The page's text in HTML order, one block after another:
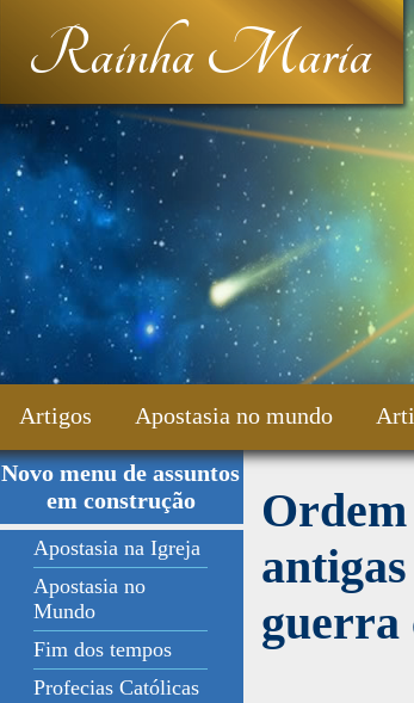
Rainha Maria
Artigos Apostasia no mundo
Fale Conosco
Novo menu de assuntos
em construção
Apostasia na Igreja
Apostasia no
Mundo
Fim dos tempos
Profecias Católicas
guerra